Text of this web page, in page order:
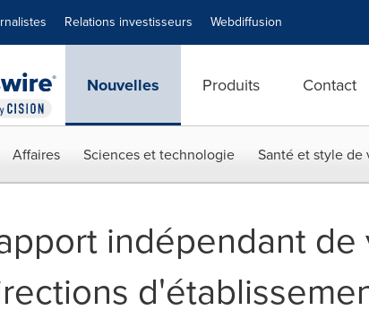
Relations investisseurs Webdiffusion
Nouvelles Produits Contact
Affaires Sciences et technologie Santé et style de
indépendant